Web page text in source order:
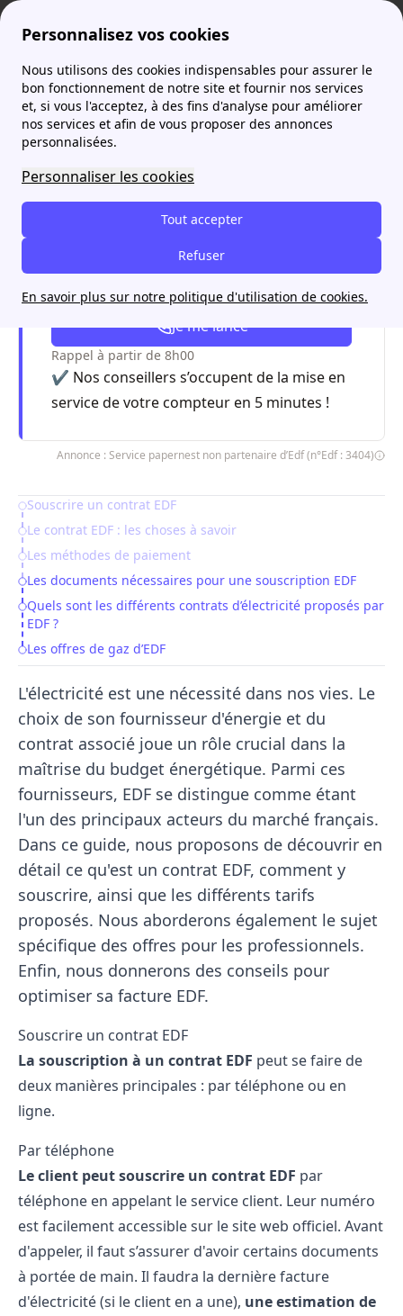
Personnalisez vos cookies
Nous utilisons des cookies indispensables pour assurer le
bon fonctionnement de notre site et fournir nos services
et, si vous l'acceptez, à des fins d'analyse pour améliorer
nos services et afin de vous proposer des annonces
personnalisées.
Personnaliser les cookies
Tout accepter
Refuser
En savoir plus sur notre politique d'utilisation de cookies.
je-demenage Tout ce que vous devez savoir sur EDF Contrat EDF : comment souscrire ?
Contrat EDF : comment
souscrire ?
Vous souhaitez souscrire un contrat
Je me lance
Rappel à partir de 8h00
✔️ Nos conseillers s’occupent de la mise en
service de votre compteur en 5 minutes !
Annonce : Service papernest non partenaire d’Edf (n°Edf : 3404)
Table of Contents
Souscrire un contrat EDF
Le contrat EDF : les choses à savoir
Les méthodes de paiement
Les documents nécessaires pour une souscription EDF
Quels sont les différents contrats d’électricité proposés par
EDF ?
Les offres de gaz d’EDF
L'électricité est une nécessité dans nos vies. Le
choix de son fournisseur d'énergie et du
contrat associé joue un rôle crucial dans la
maîtrise du budget énergétique. Parmi ces
fournisseurs, EDF se distingue comme étant
l'un des principaux acteurs du marché français.
Dans ce guide, nous proposons de découvrir en
détail ce qu'est un contrat EDF, comment y
souscrire, ainsi que les différents tarifs
proposés. Nous aborderons également le sujet
spécifique des offres pour les professionnels.
Enfin, nous donnerons des conseils pour
optimiser sa facture EDF.
Souscrire un contrat EDF
La souscription à un contrat EDF peut se faire de
deux manières principales : par téléphone ou en
ligne.
Par téléphone
Le client peutsouscrire un contrat EDF par
téléphone en appelant le service client. Leur numéro
est facilement accessible sur le site web officiel. Avant
d'appeler, il faut s’assurer d'avoir certains documents
à portée de main. Il faudra la dernière facture
d'électricité (si le client en a une), une estimation de